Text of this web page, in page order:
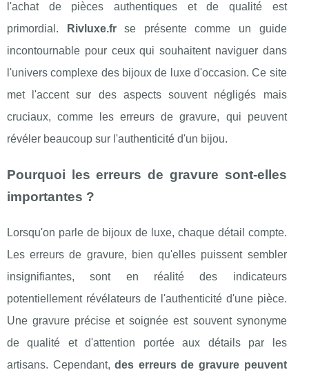
l'achat de pièces authentiques et de qualité est
primordial.
Rivluxe.frse présente comme un guide
incontournable pour ceux qui souhaitent naviguer dans
l'univers complexe des bijoux de luxe d'occasion. Ce site
met l'accent sur des aspects souvent négligés mais
cruciaux, comme les erreurs de gravure, qui peuvent
révéler beaucoup sur l'authenticité d'un bijou.
Pourquoi les erreurs de gravure sont-elles
importantes ?
Lorsqu'on parle de bijoux de luxe, chaque détail compte.
Les erreurs de gravure, bien qu'elles puissent sembler
insignifiantes, sont en réalité des indicateurs
potentiellement révélateurs de l'authenticité d'une pièce.
Une gravure précise et soignée est souvent synonyme
de qualité et d'attention portée aux détails par les
artisans. Cependant,des erreurs de gravure peuvent